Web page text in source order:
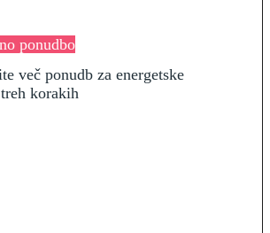
ponudbo